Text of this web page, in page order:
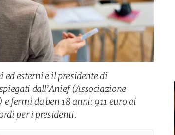
esterni e il presidente di
dall’Anief (Associazione
fermi da ben 18 anni: 911 euro ai
per i presidenti.